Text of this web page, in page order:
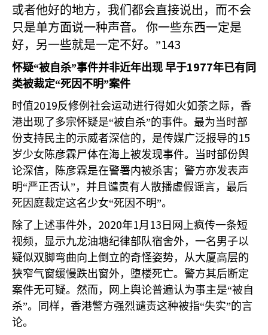
或者他好的地方，我们都会直接说出，而不会
只是单方面说一种声音。
你一些东西一定是
好，另一些就是一定不好。”143
怀疑“被自杀”事件并非近年出现 早于1977年已有同
类被裁定“死因不明”案件
时值2019反修例社会运动进行得如火如荼之际，香
港出现了多宗怀疑是“被自杀”的事件。最为当时部
份支持民主的示威者深信的，是传媒广泛报导的15
岁少女陈彦霖尸体在海上被发现事件。当时部份舆
论深信，陈彦霖是在警署内被杀害；警方亦发表声
明“严正否认”，并且谴责有人散播虚假谣言，最后
死因庭裁定这名少女“死因不明”。
除了上述事件外， 2020年1月 13 日网上疯传一条短
视频，显示九龙油塘纪律部队宿舍外，一名男子以
疑似双脚弯曲向上倒立的奇怪姿势，从大厦高层的
狭窄气窗缓慢跌出窗外，堕楼死亡。警方其后断定
案件无可疑。然而，网上舆论普遍认为事主是“被自
杀”。同样，香港警方强烈谴责这种被指“失实”的言
论。